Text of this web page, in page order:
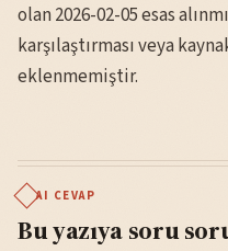
olan 2026-02-05 esas
karşılaştırması veya
eklenmemiştir.
AI CEVAP
Bu yazıya soru